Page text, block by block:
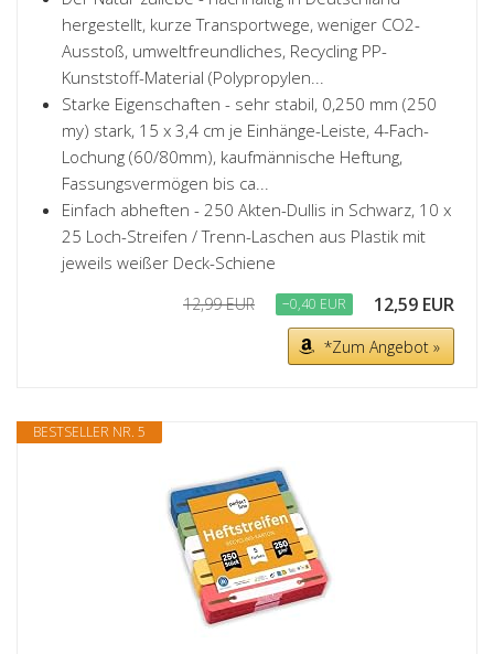
hergestellt, kurze Transportwege, weniger CO2-
Ausstoß, umweltfreundliches, Recycling PP-
Kunststoff-Material (Polypropylen...
Starke Eigenschaften - sehr stabil, 0,250 mm (250
my) stark, 15 x 3,4 cm je Einhänge-Leiste, 4-Fach-
Lochung (60/80mm), kaufmännische Heftung,
Fassungsvermögen bis ca...
Einfach abheften - 250 Akten-Dullis in Schwarz, 10 x
25 Loch-Streifen / Trenn-Laschen aus Plastik mit
jeweils weißer Deck-Schiene
12,99 EUR −0,40 EUR 12,59 EUR
*Zum Angebot »
BESTSELLER NR. 5